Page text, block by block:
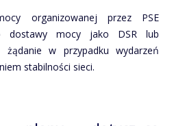
organizowanej przez PSE
dostawy mocy jako DSR lub
w przypadku wydarzeń
stabilności sieci.